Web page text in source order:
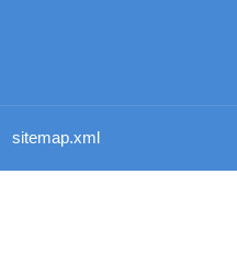
sitemap.xml